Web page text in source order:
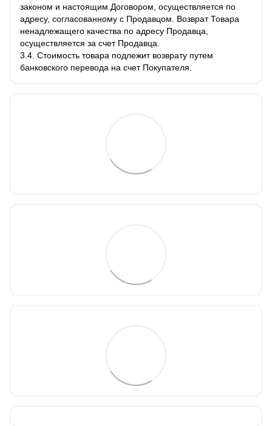
законом и настоящим Договором, осуществляется по
адресу, согласованному с Продавцом. Возврат Товара
ненадлежащего качества по адресу Продавца,
осуществляется за счет Продавца.
3.4. Стоимость товара подлежит возврату путем
банковского перевода на счет Покупателя.